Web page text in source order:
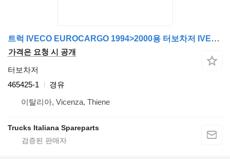
트럭 IVECO EUROCARGO 1994>2000용 터보차저 IVECO 465425-1
가격은 요청 시 공개
터보차저
465425-1
경유
이탈리아, Vicenza, Thiene
Trucks Italiana Spareparts